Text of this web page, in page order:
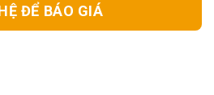
ĐỂ BÁO GIÁ